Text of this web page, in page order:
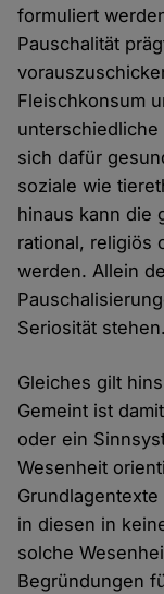
formuliert
Pauschalität
Fleischkonsum
unterschiedliche
sich dafür
soziale wie
hinaus kann die
rational, religiös
werden. Allein
Seriosität stehen.
Gleiches gilt
Gemeint ist
oder ein
Wesenheit
in diesen in
solche
Begründungen